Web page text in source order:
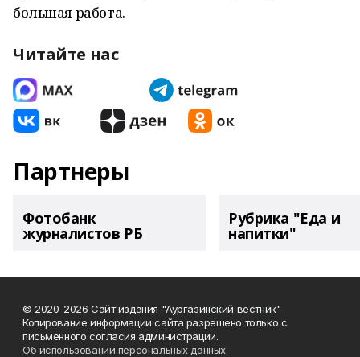
большая работа.
Читайте нас
Партнеры
Фотобанк
журналистов РБ
Рубрика "Еда и
напитки"
© 2020-2026 Сайт издания "Аургазинский вестник"
Копирование информации сайта разрешено только с
письменного согласия администрации.
Об использовании персональных данных